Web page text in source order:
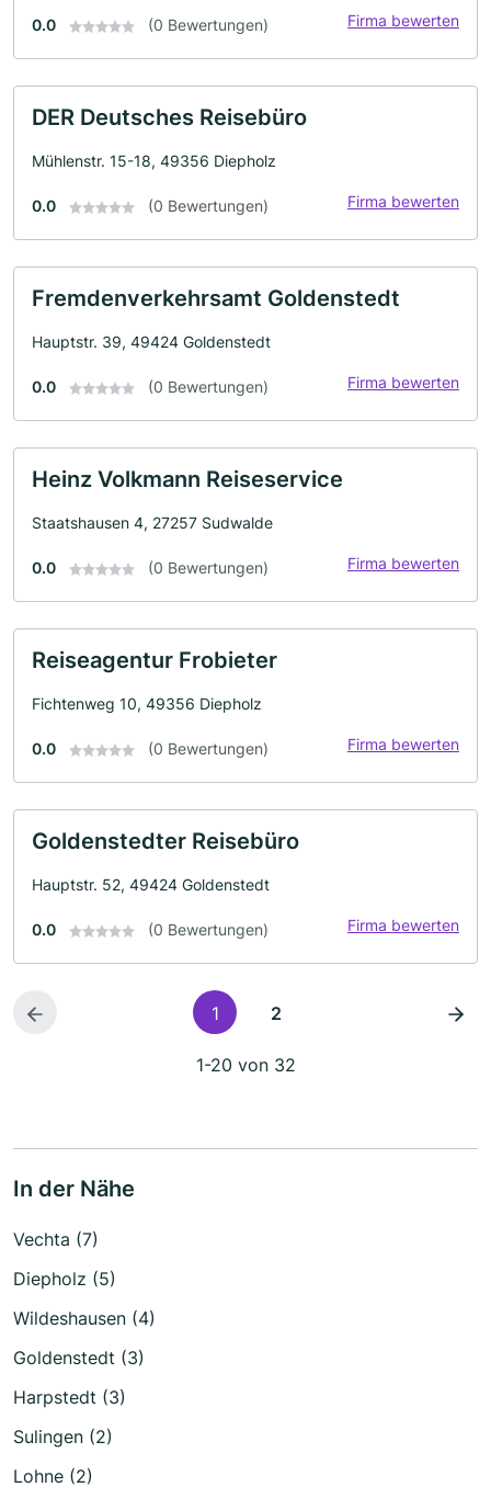
0.0 (0 Bewertungen) Firma bewerten
DER Deutsches Reisebüro
Mühlenstr. 15-18, 49356 Diepholz
0.0 (0 Bewertungen) Firma bewerten
Fremdenverkehrsamt Goldenstedt
Hauptstr. 39, 49424 Goldenstedt
0.0 (0 Bewertungen) Firma bewerten
Heinz Volkmann Reiseservice
Staatshausen 4, 27257 Sudwalde
0.0 (0 Bewertungen) Firma bewerten
Reiseagentur Frobieter
Fichtenweg 10, 49356 Diepholz
0.0 (0 Bewertungen) Firma bewerten
Goldenstedter Reisebüro
Hauptstr. 52, 49424 Goldenstedt
0.0 (0 Bewertungen) Firma bewerten
1 2
1-20 von 32
In der Nähe
Vechta (7)
Diepholz (5)
Wildeshausen (4)
Goldenstedt (3)
Harpstedt (3)
Sulingen (2)
Lohne (2)